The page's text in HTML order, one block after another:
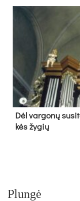
Dėl var­go­nų
kės žy­gių
Plungė